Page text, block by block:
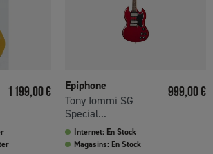
Prix
1 199,00 €
Epiphone
Tony Iommi SG
Special...
Prix
999,00 €
Internet: En Stock
Magasins: En Stock